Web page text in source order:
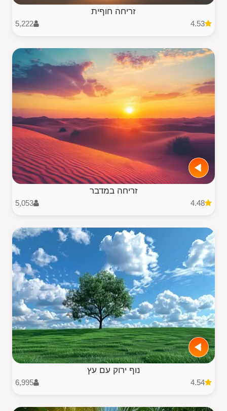
זריחה חוףית
4.53
5,222
זריחה במדבר
4.48
5,053
נוף ירוק עם עץ
4.54
6,995